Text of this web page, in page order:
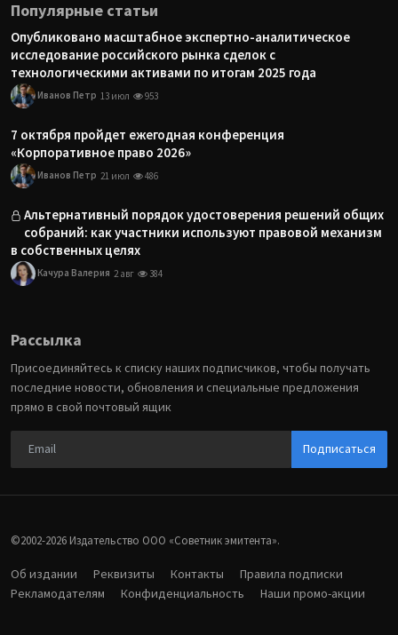
Популярные статьи
Опубликовано масштабное экспертно-аналитическое
исследование российского рынка сделок с
технологическими активами по итогам 2025 года
Иванов Петр 13 июл 953
7 октября пройдет ежегодная конференция
«Корпоративное право 2026»
Иванов Петр 21 июл 486
Альтернативный порядок удостоверения решений общих
собраний: как участники используют правовой механизм
в собственных целях
Качура Валерия 2 авг 384
Рассылка
Присоединяйтесь к списку наших подписчиков, чтобы получать
последние новости, обновления и специальные предложения
прямо в свой почтовый ящик
Подписаться
©2002-2026 Издательство ООО «‎Советник эмитента».
Об издании Реквизиты Контакты
Правила подписки
Рекламодателям
Конфиденциальность Наши промо-акции